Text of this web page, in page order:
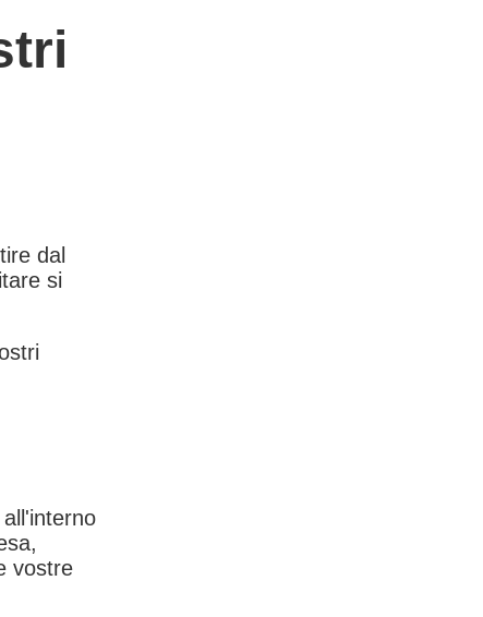
dal
si
vostre